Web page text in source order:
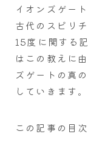
イオンズゲー
古代のスピリ
15度に関する
はこの教えに
ズゲートの真
していきます。
この記事の目次